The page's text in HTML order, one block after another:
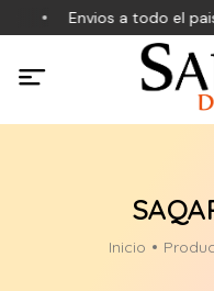
Envios a todo el pais
Inicio